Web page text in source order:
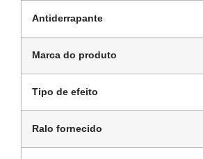
Antiderrapante
Marca do produto
Tipo de efeito
Ralo fornecido